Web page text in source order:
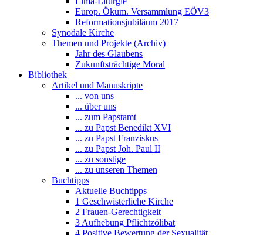
Europ. Ökum. Versammlung EÖV3
Reformationsjubiläum 2017
Synodale Kirche
Themen und Projekte (Archiv)
Jahr des Glaubens
Zukunftsträchtige Moral
Bibliothek
Artikel und Manuskripte
... von uns
... über uns
... zum Papstamt
... zu Papst Benedikt XVI
... zu Papst Franziskus
... zu Papst Joh. Paul II
... zu sonstige
... zu unseren Themen
Buchtipps
Aktuelle Buchtipps
1 Geschwisterliche Kirche
2 Frauen-Gerechtigkeit
3 Aufhebung Pflichtzölibat
4 Positive Bewertung der Sexualität